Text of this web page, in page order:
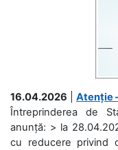
16.04.2026
Atenție
Întreprinderea de
anunță: > la
cu reducere privind